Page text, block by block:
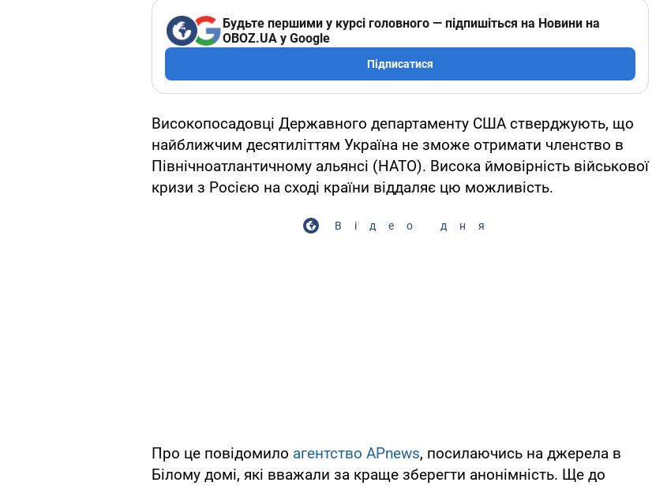
Будьте першими у курсі головного — підпишіться на Новини на
OBOZ.UA у Google
Підписатися
Високопосадовці Державного департаменту США стверджують, що
найближчим десятиліттям Україна не зможе отримати членство в
Північноатлантичному альянсі (НАТО). Висока ймовірність військової
кризи з Росією на сході країни віддаляє цю можливість.
Відео дня
Про це повідомило агентство АРnews, посилаючись на джерела в
Білому домі, які вважали за краще зберегти анонімність. Ще до